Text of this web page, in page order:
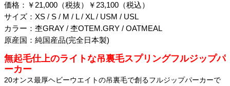
価格：￥21,000（税抜）￥23,100（税込）
サイズ：XS / S / M / L / XL / USM / USL
カラー：杢GRAY / 杢OTEM.GRY / OATMEAL
原産国：純国産品(完全日本製)
無起毛仕上のライトな吊裏毛スプリングフルジップパ
ーカー
20オンス最厚ヘビーウエイトの吊裏毛で創るフルジップパーカーで